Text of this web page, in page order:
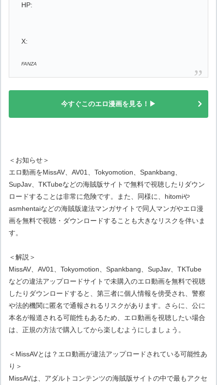
HP:
X:
FANZA
今すぐこのエロ漫画を見る！▶
＜お知らせ＞
エロ動画をMissAV、AV01、Tokyomotion、Spankbang、
SupJav、TKTubeなどの海賊版サイトで無料で視聴したりダウン
ロードすることは非常に危険です。また、同様に、hitomiや
asmhentaiなどの海賊版違法マンガサイトで同人マンガやエロ漫
画を無料で視聴・ダウンロードすることも大きなリスクを伴いま
す。
＜解説＞
MissAV、AV01、Tokyomotion、Spankbang、SupJav、TKTube
などの違法アップロードサイトで未購入のエロ動画を無料で視聴
したりダウンロードすると、第三者に個人情報を傍受され、警察
や法的機関に匿名で通報されるリスクがあります。さらに、公に
本名が報道される可能性もあるため、エロ動画を視聴したい場合
は、正規の方法で購入してから楽しむようにしましょう。
＜MissAVとは？エロ動画が違法アップロードされている可能性あ
り＞
MissAVは、アダルトコンテンツの海賊版サイトの中で最もアクセ